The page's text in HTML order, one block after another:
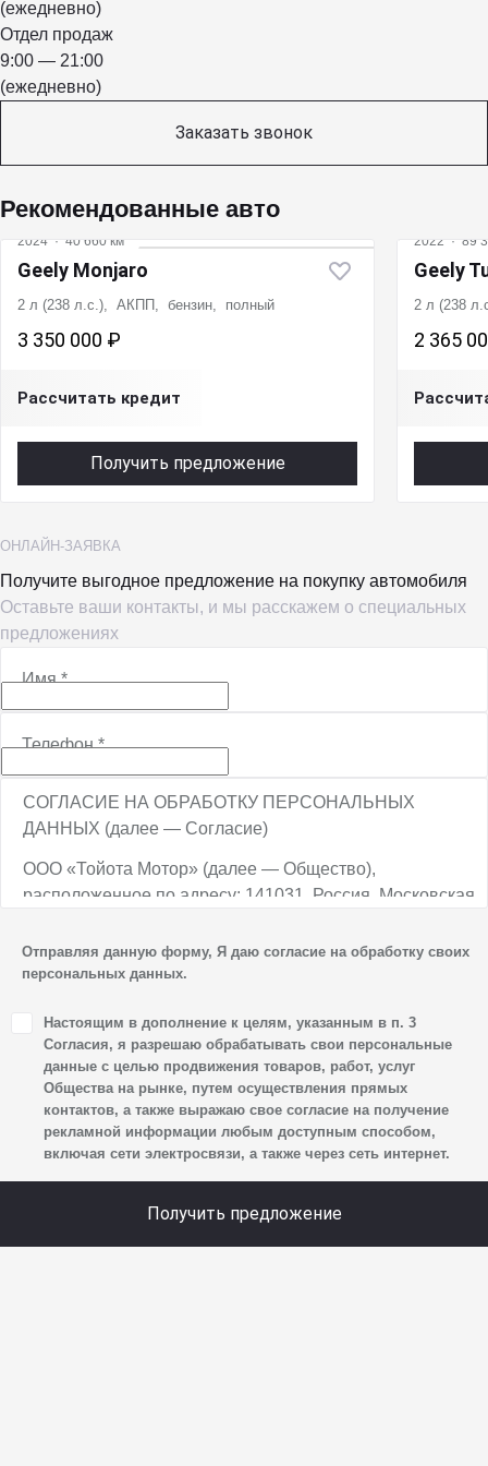
(ежедневно)
Отдел продаж
9:00 — 21:00
(ежедневно)
Заказать звонок
Рекомендованные авто
2024 · 40 660 км
Geely Monjaro
2 л (238 л.с.), АКПП, бензин, полный
3 350 000 ₽
Рассчитать кредит
Получить предложение
2022 · 89
Geely
2 л (238
2 365
ОНЛАЙН-ЗАЯВКА
Получите выгодное предложение на покупку автомобиля
Оставьте ваши контакты, и мы расскажем о специальных
предложениях
Имя*
Телефон*
СОГЛАСИЕ НА ОБРАБОТКУ ПЕРСОНАЛЬНЫХ
ДАННЫХ (далее — Согласие)
ООО «Тойота Мотор» (далее — Общество),
расположенное по адресу: 141031, Россия, Московская
ТПЗ «Алтуфьево», вл. 5, стр. 1, является оператором
персональных данных.
1. Настоящим я даю согласие Обществу на обработку
своих персональных данных, а именно: имени, отчества,
фамилии, контактных данных (включая номер телефона
и адрес электронной почты), адреса, сведений
о впечатлениях, интересах, предпочтениях
к автомобилю(-ям) и товарам/услугам, IP-адреса,
сайта, уникального идентификатора посетителя сайта,
предпочтительного времени и способа для контакта,
Отправляя данную форму, Я даю согласие на обработку своих
персональных данных.
Настоящим в дополнение к целям, указанным в п. 3
Согласия, я разрешаю обрабатывать свои персональные
данные с целью продвижения товаров, работ, услуг
Общества на рынке, путем осуществления прямых
контактов, а также выражаю свое согласие на получение
рекламной информации любым доступным способом,
включая сети электросвязи, а также через сеть интернет.
Получить предложение